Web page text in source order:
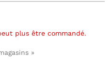
plus être commandé.
»